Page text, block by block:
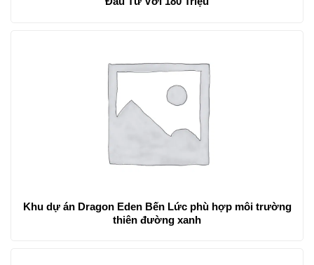
Khu dự án Dragon Eden Bến Lức phù hợp môi trường
thiên đường xanh